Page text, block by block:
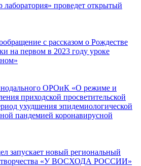
лаборатория» проведет открытый
с рассказом о Рождестве
на первом в 2023 году уроке
ОРОиК «О режиме и
приходской просветительской
ухудшения эпидемиологической
пандемией коронавирусной
запускает новый региональный
творчества «У ВОСХОДА РОССИИ»